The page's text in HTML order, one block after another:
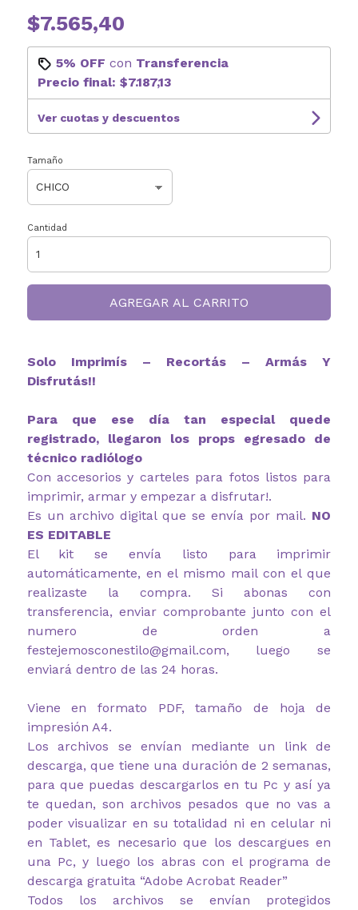
$7.565,40
5% OFF con Transferencia
Precio final: $7.187,13
Ver cuotas y descuentos
Tamaño
Cantidad
AGREGAR AL CARRITO
Solo Imprimís – Recortás – Armás Y
Disfrutás!!
Para que ese día tan especial quede
registrado, llegaron los props egresado de
técnico radiólogo
Con accesorios y carteles para fotos listos para
imprimir, armar y empezar a disfrutar!.
Es un archivo digital que se envía por mail. NO
ES EDITABLE
El kit se envía listo para imprimir
automáticamente, en el mismo mail con el que
realizaste la compra. Si abonas con
transferencia, enviar comprobante junto con el
numero de orden a
festejemosconestilo@gmail.com, luego se
enviará dentro de las 24 horas.
Viene en formato PDF, tamaño de hoja de
impresión A4.
Los archivos se envían mediante un link de
descarga, que tiene una duración de 2 semanas,
para que puedas descargarlos en tu Pc y así ya
te quedan, son archivos pesados que no vas a
poder visualizar en su totalidad ni en celular ni
en Tablet, es necesario que los descargues en
una Pc, y luego los abras con el programa de
descarga gratuita “Adobe Acrobat Reader”
Todos los archivos se envían protegidos